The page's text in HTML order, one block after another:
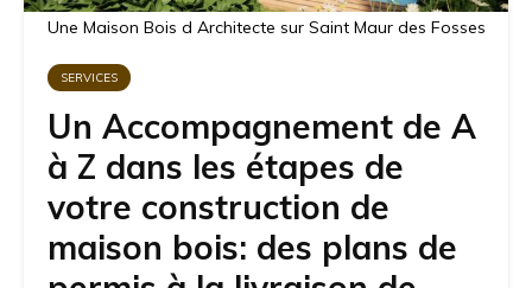
Une Maison Bois d Architecte sur Saint Maur des Fosses
SERVICES
Un Accompagnement de A
à Z dans les étapes de
votre construction de
maison bois: des plans de